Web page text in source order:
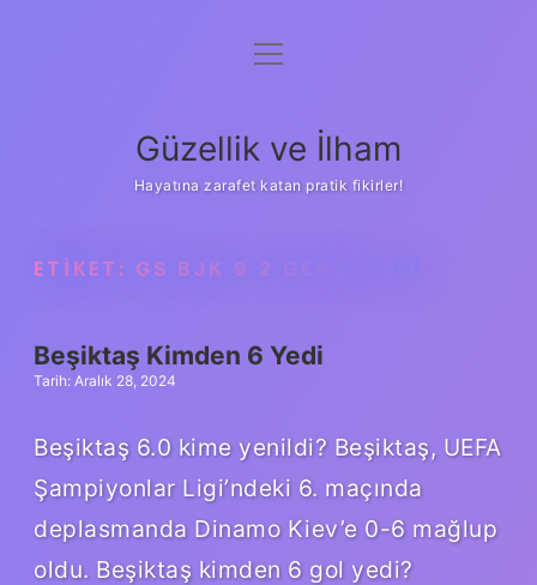
Anasayfa
Yasal Uyarı
menüyü
Güzellik ve İlham
Hayatına zarafet katan pratik fikirler!
ETIKET: GS BJK 9 2 GERÇEK MI
Beşiktaş Kimden 6 Yedi
Tarih: Aralık 28, 2024
Beşiktaş 6.0 kime yenildi? Beşiktaş, UEFA
Şampiyonlar Ligi’ndeki 6. maçında
deplasmanda Dinamo Kiev’e 0-6 mağlup
oldu. Beşiktaş kimden 6 gol yedi?